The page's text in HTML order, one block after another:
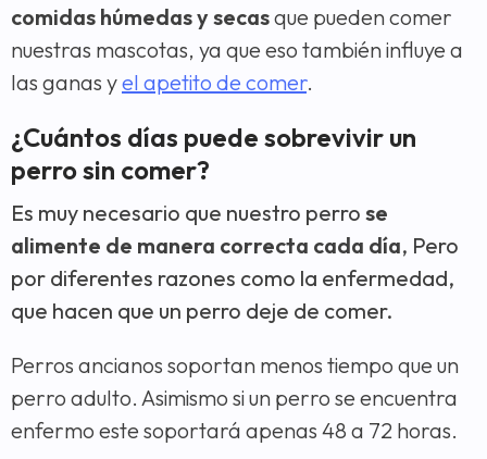
comidas húmedas y secasque pueden comer
nuestras mascotas, ya que eso también influye a
las ganas yel apetito de comer.
¿Cuántos días puede sobrevivir un
perro sin comer?
Es muy necesario que nuestro perro se
alimente de manera correcta cada día, Pero
por diferentes razones como la enfermedad,
que hacen que un perro deje de comer.
Perros ancianos soportan menos tiempo que un
perro adulto. Asimismo si un perro se encuentra
enfermo este soportará apenas 48 a 72 horas.